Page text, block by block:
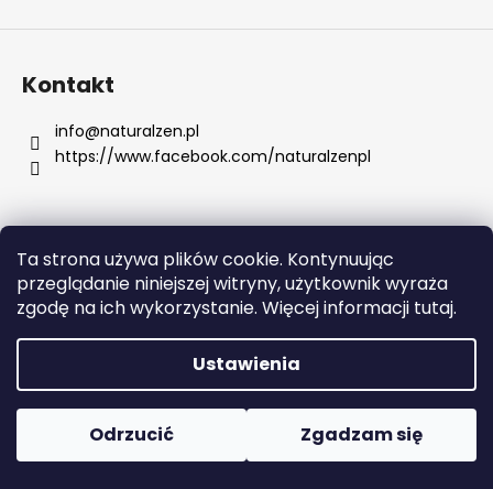
Ta strona używa plików cookie. Kontynuując
przeglądanie niniejszej witryny, użytkownik wyraża
zgodę na ich wykorzystanie. Więcej informacji tutaj.
Ustawienia
Odrzucić Zgadzam się
P
l
e
c
a
m
y
CREMO,
CHŁODZĄCY
PO
Kontakt
info@naturalzen.pl
https://www.facebook.com/naturalzenpl
Opracował Shoptet
Copyright 2026Naturalzen. Wszystkie prawa
zastrzeżone.
Edytuj ustawienia plików cookie